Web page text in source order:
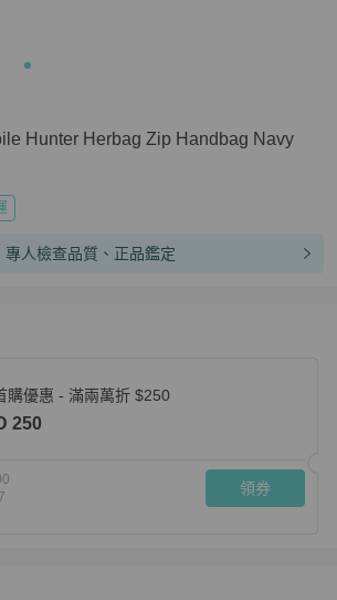
Hunter Herbag Zip Handbag Navy
專人檢查品質、正品鑑定
購優惠 - 滿兩萬折 $250
250
領券